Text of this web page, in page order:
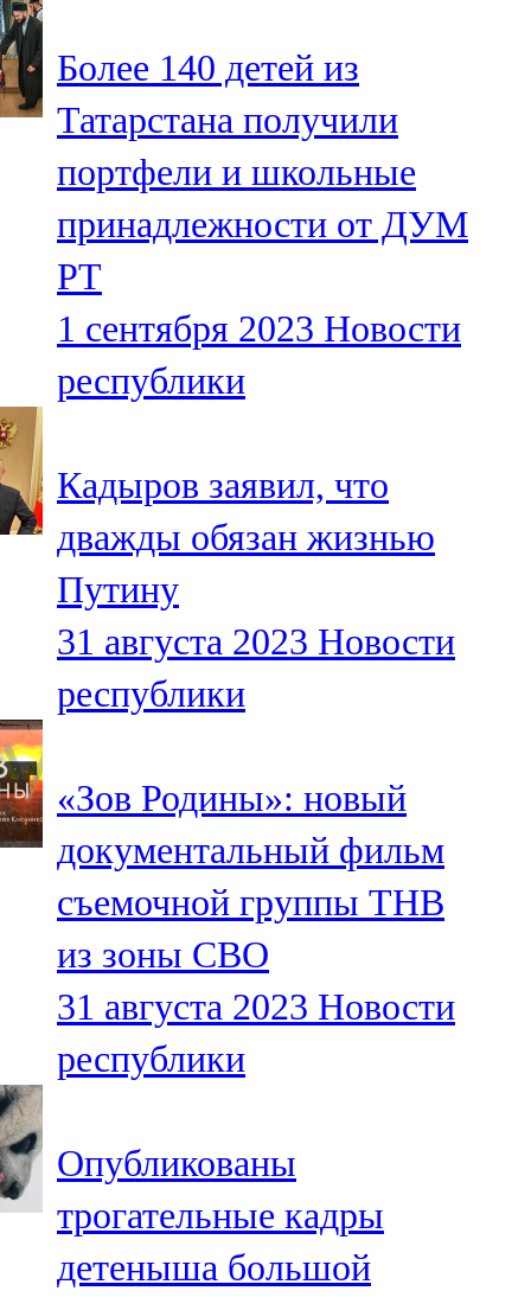
104,7 FM
Олы Әтнә
71,42 FM
Сарман
107,8 FM
Теләче
106,1 FM
102,6 FM
Чирмешән
107,7 FM
Чистай
103,0 FM
91,0 FM
Шәмәрдән
102,3 FM
Яңа чишмә
107,0 FM
Яр Чаллы
Более 140 детей из
Татарстана получили
портфели и школьные
принадлежности от ДУМ
РТ
1 сентября 2023 Новости
республики
Кадыров заявил, что
дважды обязан жизнью
Путину
31 августа 2023 Новости
республики
«Зов Родины»: новый
документальный фильм
съемочной группы ТНВ
из зоны СВО
31 августа 2023 Новости
республики
Опубликованы
трогательные кадры
детеныша большой